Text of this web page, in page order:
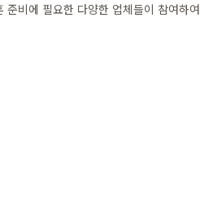
비에 필요한 다양한 업체들이 참여하여